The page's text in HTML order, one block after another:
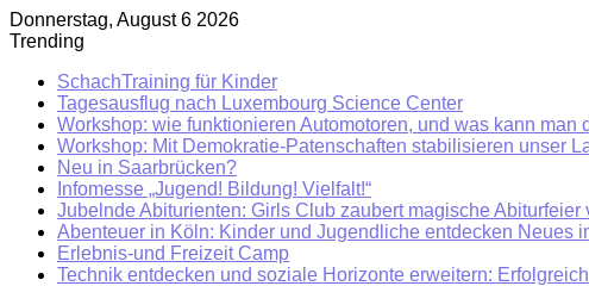
Donnerstag, August 6 2026
Trending
SchachTraining für Kinder
Tagesausflug nach Luxembourg Science Center
Workshop: wie funktionieren Automotoren, und was kann man
Workshop: Mit Demokratie-Patenschaften stabilisieren unser
Neu in Saarbrücken?
Infomesse „Jugend! Bildung! Vielfalt!“
Jubelnde Abiturienten: Girls Club zaubert magische Abiturfeier
Abenteuer in Köln: Kinder und Jugendliche entdecken Neues
Erlebnis-und Freizeit Camp
Technik entdecken und soziale Horizonte erweitern: